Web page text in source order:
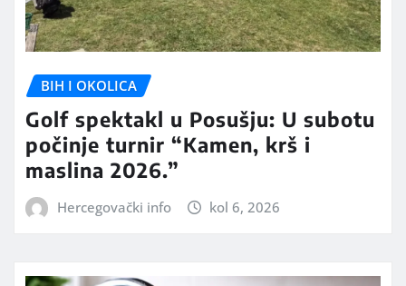
BIH I OKOLICA
Golf spektakl u Posušju: U subotu
počinje turnir “Kamen, krš i
maslina 2026.”
Hercegovački info kol 6, 2026